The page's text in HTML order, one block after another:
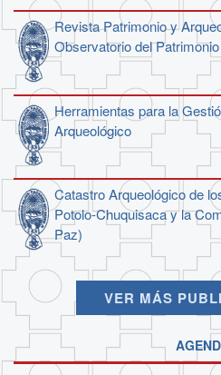
Revista Patrimonio y
Observatorio del
Herramientas para la
Arqueológico
Catastro Arqueológico de
Potolo-Chuquisaca y la
Paz)
VER MÁS